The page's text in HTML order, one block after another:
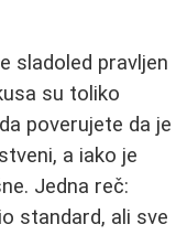
sladoled pravljen
su toliko
poverujete da je
a iako je
Jedna reč:
standard, ali sve